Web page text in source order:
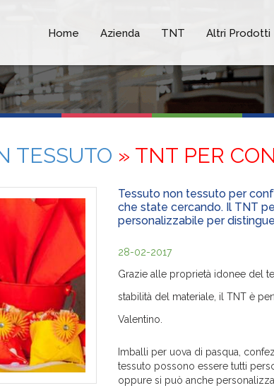
Home Azienda TNT Altri Prodotti
TESSUTO » TNT PER
Tessuto non tessuto per
che state cercando. Il TNT
personalizzabile per
28-02-2017
Grazie alle proprietà idonee del
stabilità del materiale, il TNT è
Valentino.
Imballi per uova di pasqua,
tessuto possono essere tutti
oppure si può anche